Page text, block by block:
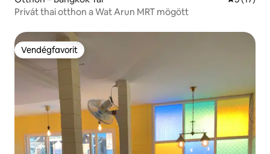
Privát thai otthon a Wat Arun MRT mögött
Vendégfavorit
Vendégfavorit